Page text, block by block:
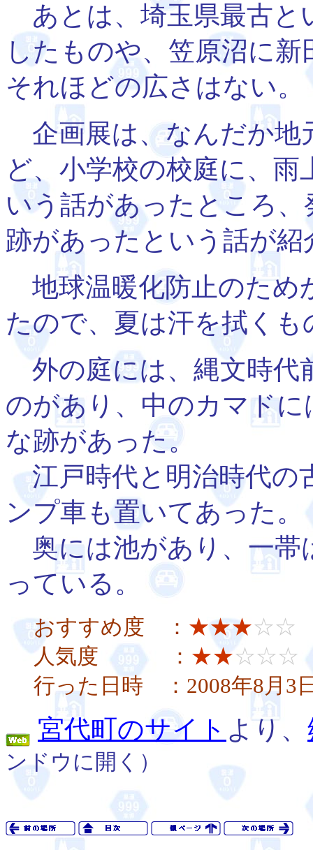
あとは、埼玉県最古と
したものや、笠原沼に
それほどの広さはない。
企画展は、なんだか地
ど、小学校の校庭に、
いう話があったところ
跡があったという話が
地球温暖化防止のため
たので、夏は汗を拭く
外の庭には、縄文時代
のがあり、中のカマド
な跡があった。
江戸時代と明治時代の
ンプ車も置いてあった。
奥には池があり、一帯
っている。
おすすめ度 ： ★★★☆☆
人気度 ： ★★☆☆☆
行った日時 ：2008年8月3
宮代町のサイト より、
ンドウに開く）